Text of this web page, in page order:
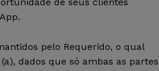
pelo Requerido, o qual
dados que só ambas as partes